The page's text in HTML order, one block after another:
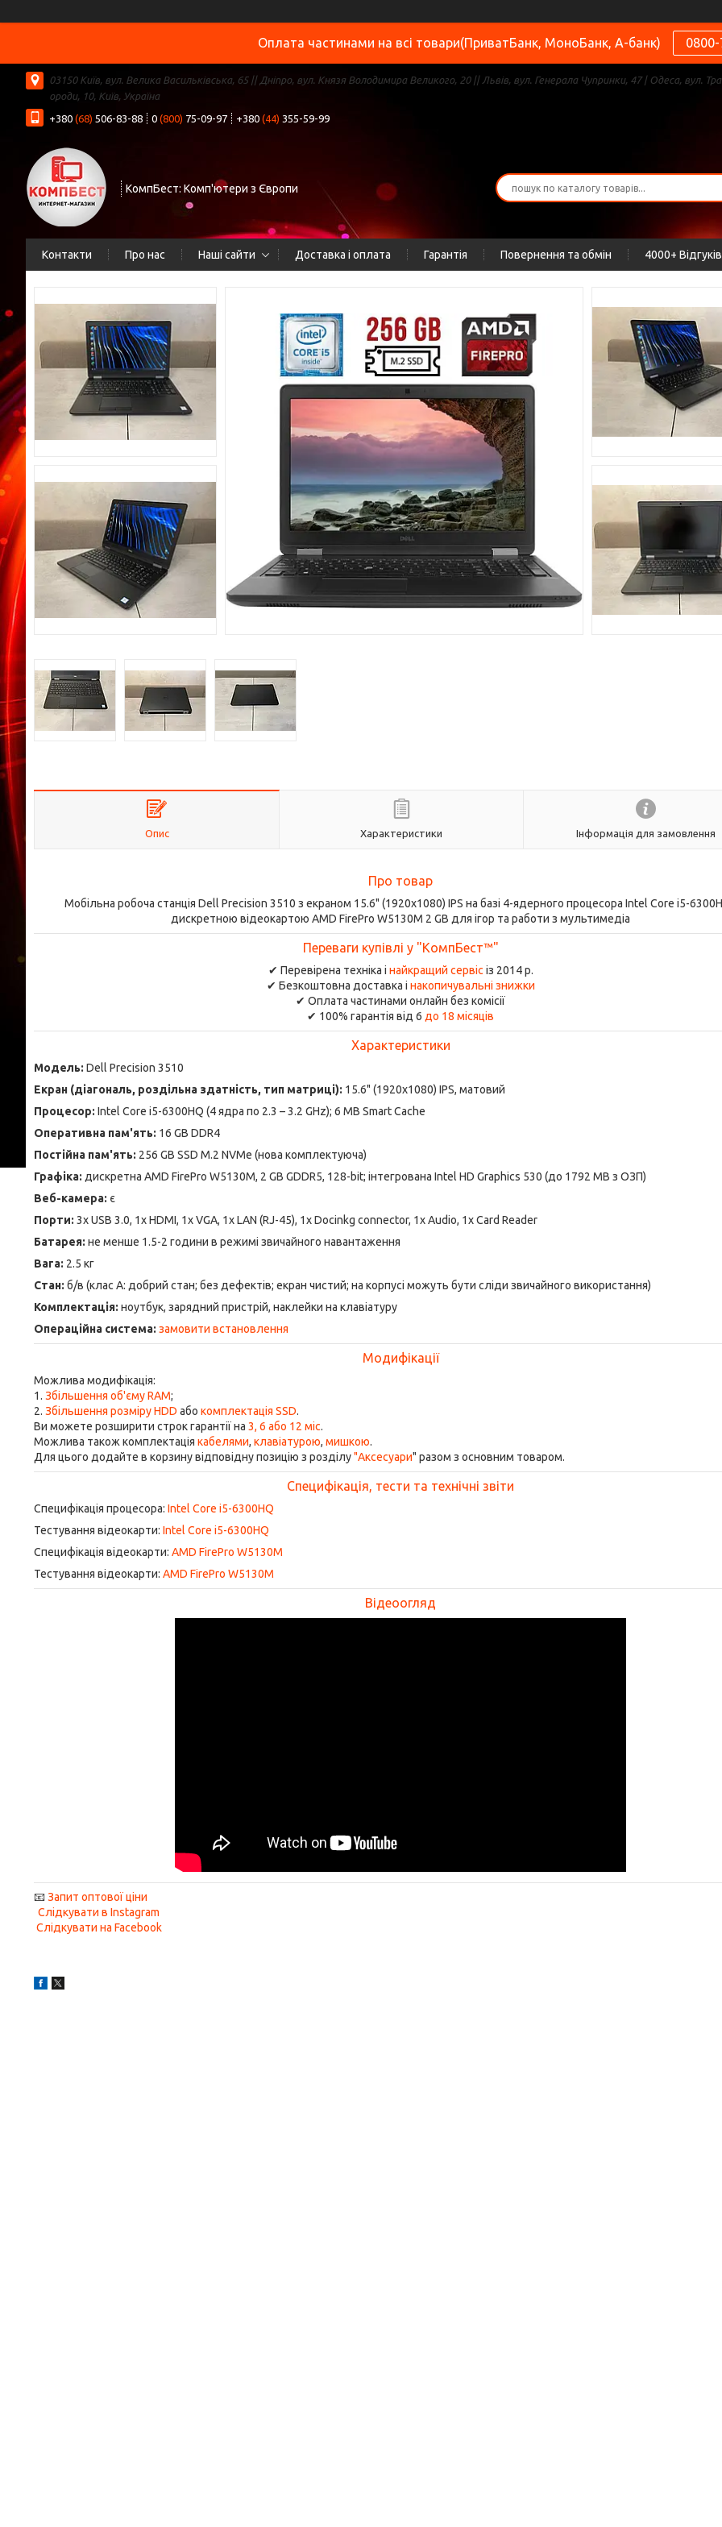
Оплата частинами на всі товари(ПриватБанк, МоноБанк, А-банк) 0800-
03150 Київ, вул. Велика Васильківська, 65 || Дніпро, вул. Князя Володимира Великого, 20 || Львів, вул. Генерала Чупринки, 47 | Одеса, вул.
ороди, 10, Київ, Україна
+380 (68) 506-83-88 0 (800) 75-09-97 +380 (44) 355-59-99
КомпБест: Комп'ютери з Європи
Контакти Про нас Наші сайти Доставка і оплата Гарантія Повернення та обмін 4000+ Відгуків
Опис Характеристики Інформація для замовлення
Про товар
Мобільна робоча станція Dell Precision 3510 з екраном 15.6" (1920x1080) IPS на базі 4-ядерного процесора Intel Core i5-
дискретною відеокартою AMD FirePro W5130M 2 GB для ігор та работи з мультимедіа
Переваги купівлі у "КомпБест™"
✔ Перевірена техніка і найкращий сервіс із 2014 р.
✔ Безкоштовна доставка і накопичувальні знижки
✔ Оплата частинами онлайн без комісії
✔ 100% гарантія від 6 до 18 місяців
Характеристики
Модель: Dell Precision 3510
Екран (діагональ, роздільна здатність, тип матриці): 15.6" (1920x1080) IPS, матовий
Процесор: Intel Core i5-6300HQ (4 ядра по 2.3 – 3.2 GHz); 6 MB Smart Cache
Оперативна пам'ять: 16 GB DDR4
Постійна пам'ять: 256 GB SSD M.2 NVMe (нова комплектуюча)
Графіка: дискретна AMD FirePro W5130M, 2 GB GDDR5, 128-bit; інтегрована Intel HD Graphics 530 (до 1792 MB з ОЗП)
Веб-камера: є
Порти: 3x USB 3.0, 1x HDMI, 1x VGA, 1x LAN (RJ-45), 1x Docinkg connector, 1x Audio, 1x Card Reader
Батарея: не менше 1.5-2 години в режимі звичайного навантаження
Вага: 2.5 кг
Стан: б/в (клас А: добрий стан; без дефектів; екран чистий; на корпусі можуть бути сліди звичайного використання)
Комплектація: ноутбук, зарядний пристрій, наклейки на клавіатуру
Операційна система: замовити встановлення
Модифікації
Можлива модифікація:
1. Збільшення об'єму RAM;
2. Збільшення розміру HDD або комплектація SSD.
Ви можете розширити строк гарантії на 3, 6 або 12 міс.
Можлива також комплектація кабелями, клавіатурою, мишкою.
Для цього додайте в корзину відповідну позицію з розділу"Аксесуари" разом з основним товаром.
Специфікація, тести та технічні звіти
Специфікація процесора: Intel Core i5-6300HQ
Тестування відеокарти: Intel Core i5-6300HQ
Специфікація відеокарти: AMD FirePro W5130M
Тестування відеокарти: AMD FirePro W5130M
Відеоогляд
📧Запит оптової ціни
Слідкувати в Instagram
Слідкувати на Facebook